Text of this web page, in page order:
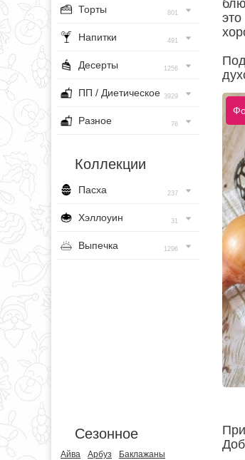
Торты 801
Напитки 491
Десерты 1256
ПП / Диетическое 3929
Разное 76
Коллекции
Пасха 237
Хэллоуин 31
Выпечка 1296
Сезонное
Айва Арбуз
Баклажаны